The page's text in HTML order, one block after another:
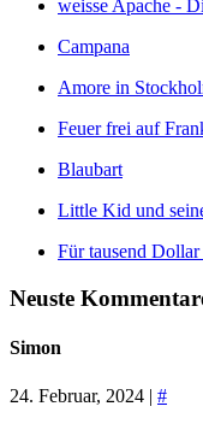
weisse Apache -
Campana
Amore in
Feuer frei auf
Blaubart
Little Kid und
Für tausend
Neuste
Simon
24. Februar, 2024 | #